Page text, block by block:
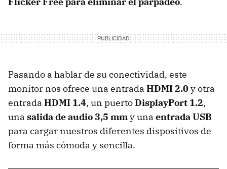
Pasando a hablar de su conectividad, este
monitor nos ofrece una entrada HDMI 2.0y otra
entrada HDMI 1.4, un puertoDisplayPort 1.2,
una salida de audio 3,5 mmy una entrada USB
para cargar nuestros diferentes dispositivos de
forma más cómoda y sencilla.